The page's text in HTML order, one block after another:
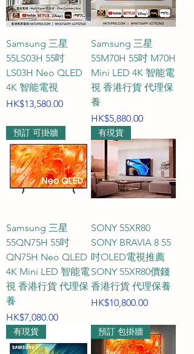
Samsung 三星
55LS03H 55吋
LS03H Neo QLED
4K 智能電視
價格
HK$13,580.00
Samsung 三星
55M70H 55吋 M70H
Mini LED 4K 智能電
視 香港行貨 代理保
養
價格
HK$5,880.00
預訂 可掛牆
Samsung 三星
55QN75H 55吋
QN75H Neo QLED
4K Mini LED 智能電
視 香港行貨 代理保
養
價格
HK$7,080.00
有現貨
SONY 55XR80
SONY BRAVIA 8 55
吋OLED電視推薦
SONY 55XR80價錢
香港行貨 代理保養
價格
HK$10,800.00
有現貨 預訂 包掛牆